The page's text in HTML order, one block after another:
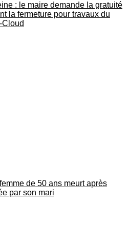
: le maire demande la gratuité
la fermeture pour travaux du
Cloud
de 50 ans meurt après
par son mari